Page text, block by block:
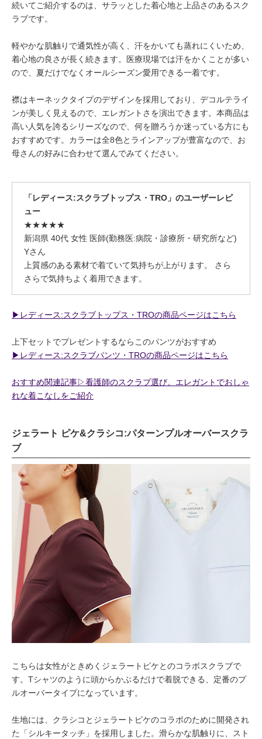
続いてご紹介するのは、サラッとした着心地と上品さのあるスク
ラブです。
軽やかな肌触りで通気性が高く、汗をかいても蒸れにくいため、
着心地の良さが長く続きます。医療現場では汗をかくことが多い
ので、夏だけでなくオールシーズン愛用できる一着です。
襟はキーネックタイプのデザインを採用しており、デコルテライ
ンが美しく見えるので、エレガントさを演出できます。本商品は
高い人気を誇るシリーズなので、何を贈ろうか迷っている方にも
おすすめです。カラーは全8色とラインアップが豊富なので、お
母さんの好みに合わせて選んでみてください。
「レディース:スクラブトップス・TRO」のユーザーレビ
ュー
★★★★★
新潟県 40代 女性 医師(勤務医:病院・診療所・研究所など)
Yさん
上質感のある素材で着ていて気持ちが上がります。 さら
さらで気持ちよく着用できます。
▶︎レディース:スクラブトップス・TROの商品ページはこちら
上下セットでプレゼントするならこのパンツがおすすめ
▶︎レディース:スクラブパンツ・TROの商品ページはこちら
おすすめ関連記事▷看護師のスクラブ選び。エレガントでおしゃ
れな着こなしをご紹介
ジェラート ピケ&クラシコ:パターンプルオーバースクラ
ブ
こちらは女性がときめくジェラートピケとのコラボスクラブで
す。Tシャツのように頭からかぶるだけで着脱できる、定番のプ
ルオーバータイプになっています。
生地には、クラシコとジェラートピケのコラボのために開発され
た「シルキータッチ」を採用しました。滑らかな肌触りに、スト